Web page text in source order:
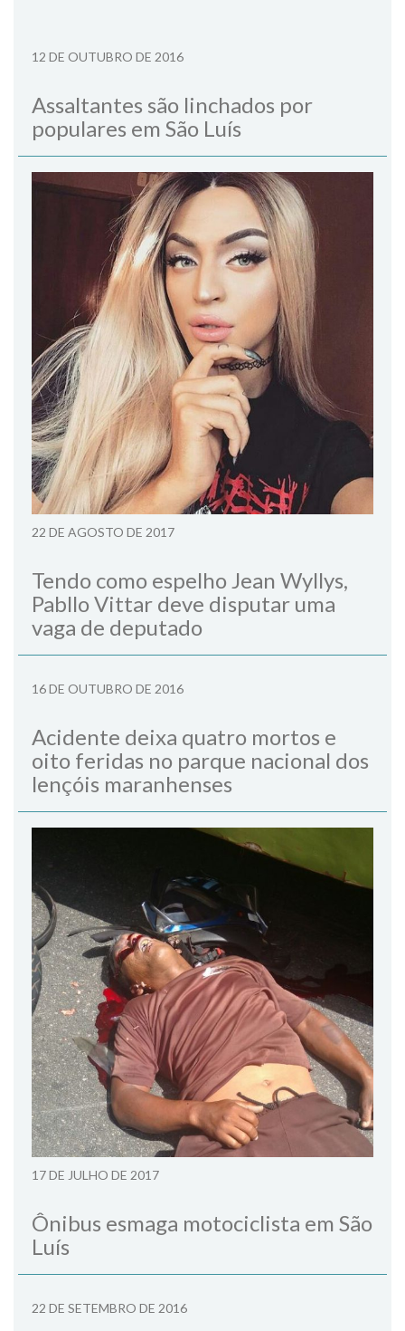
12 DE OUTUBRO DE 2016
Assaltantes são linchados por
populares em São Luís
22 DE AGOSTO DE 2017
Tendo como espelho Jean Wyllys,
Pabllo Vittar deve disputar uma
vaga de deputado
16 DE OUTUBRO DE 2016
Acidente deixa quatro mortos e
oito feridas no parque nacional dos
lençóis maranhenses
17 DE JULHO DE 2017
Ônibus esmaga motociclista em São
Luís
22 DE SETEMBRO DE 2016